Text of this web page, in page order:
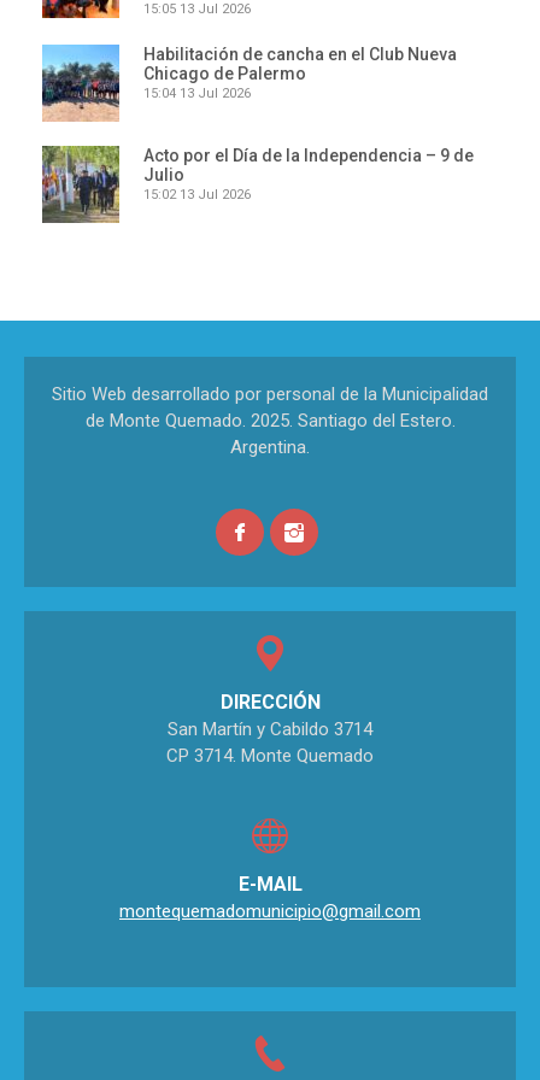
15:05 13 Jul 2026
Habilitación de cancha en el Club Nueva
Chicago de Palermo
15:04 13 Jul 2026
Acto por el Día de la Independencia – 9 de
Julio
15:02 13 Jul 2026
Sitio Web desarrollado por personal de la Municipalidad
de Monte Quemado. 2025. Santiago del Estero.
Argentina.
DIRECCIÓN
San Martín y Cabildo 3714
CP 3714. Monte Quemado
E-MAIL
montequemadomunicipio@gmail.com